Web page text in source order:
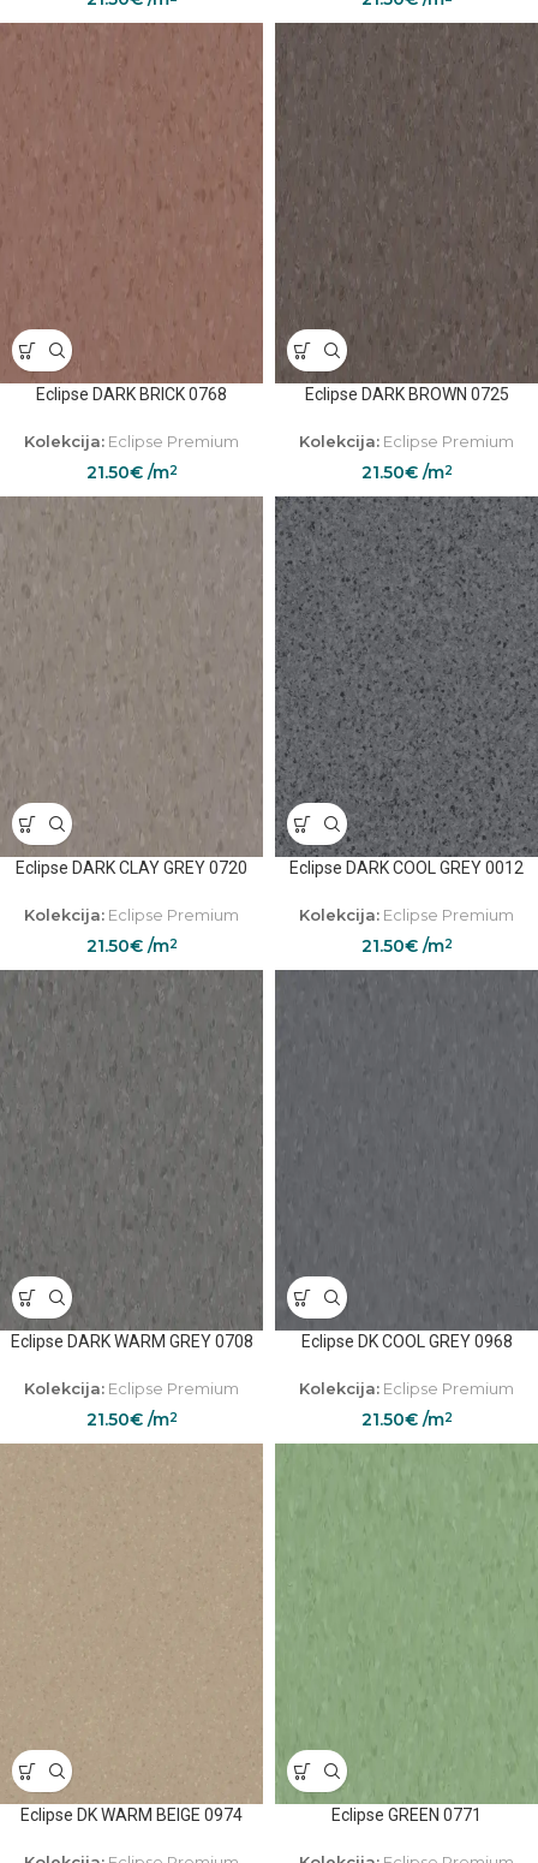
Eclipse DARK BRICK 0768
Kolekcija: Eclipse Premium
21.50€/m2
Eclipse DARK BROWN 0725
Kolekcija: Eclipse Premium
21.50€/m2
Eclipse DARK CLAY GREY 0720
Kolekcija: Eclipse Premium
21.50€/m2
Eclipse DARK COOL GREY 0012
Kolekcija: Eclipse Premium
21.50€/m2
Eclipse DARK WARM GREY 0708
Kolekcija: Eclipse Premium
21.50€/m2
Eclipse DK COOL GREY 0968
Kolekcija: Eclipse Premium
21.50€/m2
Eclipse DK WARM BEIGE 0974 Eclipse GREEN 0771